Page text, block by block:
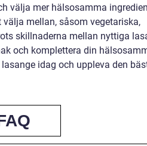
välja mer hälsosamma
mellan, såsom vegetariska,
skillnaderna mellan nyttiga
och komplettera din
idag och uppleva den